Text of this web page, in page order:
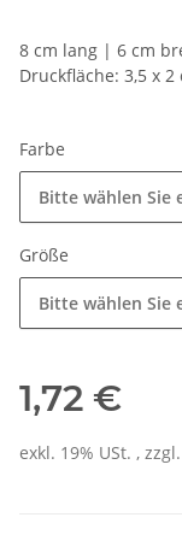
8 cm lang | 6 cm
Druckfläche: 3,5 x 2
Farbe
Bitte wählen Sie
Größe
Bitte wählen Sie
1,72 €
exkl. 19% USt. , zzgl.